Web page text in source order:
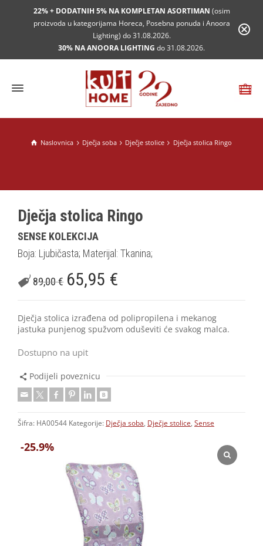
22% + DODATNIH 5% NA KOMPLETAN ASORTIMAN (osim
proizvoda u kategorijama Horeca, Posebna ponuda i Anoora
Lighting) do 31.08.2026.
30% NA ANOORA LIGHTING do 31.08.2026.
Naslovnica Dječja soba Dječje stolice Dječja stolica Ringo
-25.9%
Dječja stolica Ringo
SENSE KOLEKCIJA
Boja: Ljubičasta; Materijal: Tkanina;
89,00€ 65,95 €
Dječja stolica izrađena od polipropilena i mekanog
jastuka punjenog spužvom oduševiti će svakog malca.
Dostupno na upit
Podijeli poveznicu
Šifra: HA00544 Kategorije: Dječja soba Dječje stolice Sense